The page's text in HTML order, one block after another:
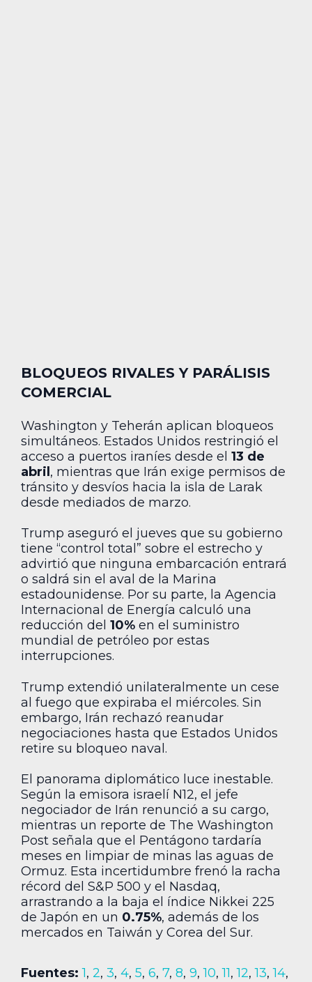
BLOQUEOS RIVALES Y PARÁLISIS
COMERCIAL
Washington y Teherán aplican bloqueos
simultáneos. Estados Unidos restringió el
acceso a puertos iraníes desde el 13 de
abril , mientras que Irán exige permisos de
tránsito y desvíos hacia la isla de Larak
desde mediados de marzo.
Trump aseguró el jueves que su gobierno
tiene “control total” sobre el estrecho y
advirtió que ninguna embarcación entrará
o saldrá sin el aval de la Marina
estadounidense. Por su parte, la Agencia
Internacional de Energía calculó una
reducción del 10% en el suministro
mundial de petróleo por estas
interrupciones.
Trump extendió unilateralmente un cese
al fuego que expiraba el miércoles. Sin
embargo, Irán rechazó reanudar
negociaciones hasta que Estados Unidos
retire su bloqueo naval.
El panorama diplomático luce inestable.
Según la emisora israelí N12, el jefe
negociador de Irán renunció a su cargo,
mientras un reporte de The Washington
Post señala que el Pentágono tardaría
meses en limpiar de minas las aguas de
Ormuz. Esta incertidumbre frenó la racha
récord del S&P 500 y el Nasdaq,
arrastrando a la baja el índice Nikkei 225
de Japón en un 0.75%, además de los
mercados en Taiwán y Corea del Sur.
Fuentes: 1, 2, 3, 4, 5, 6, 7, 8, 9,10,11,12,13,14,